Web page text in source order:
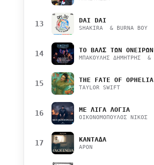
13 DAI DAI
SHAKIRA & BURNA BOY
14
15 THE FATE OF OPHELIA
TAYLOR SWIFT
16 ΜΕ ΛΙΓΑ ΛΟΓΙΑ
ΟΙΚΟΝΟΜΟΠΟΥΛΟΣ ΝΙΚΟΣ
17 ΚΑΝΤΑΔΑ
APON